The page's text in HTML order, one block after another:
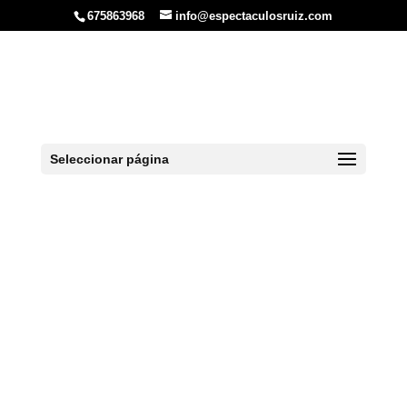
675863968 info@espectaculosruiz.com
Seleccionar páginaen Vigo